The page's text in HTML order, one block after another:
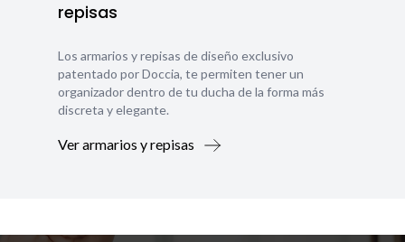
repisas
Los armarios y repisas de diseño exclusivo
patentado por Doccia, te permiten tener un
organizador dentro de tu ducha de la forma más
discreta y elegante.
Ver armarios y repisas